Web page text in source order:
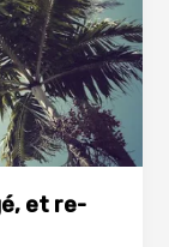
et re-